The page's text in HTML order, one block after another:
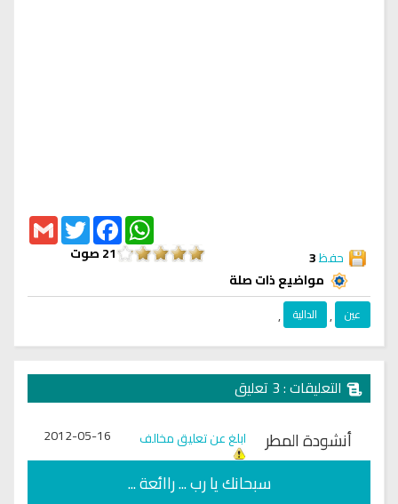
GmailTwitterFacebookWhatsApp
21صوت حفظ3
مواضيع ذات صلة
عين , الدالية ,
التعليقات : 3 تعليق
أنشودة المطر ابلغ عن تعليق مخالف 2012-05-16
سبحانك يا رب ... راائعة ...